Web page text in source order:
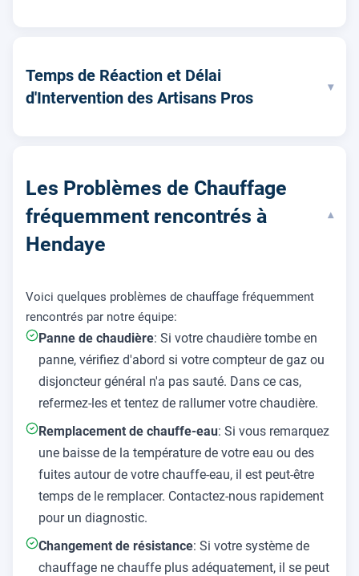
Temps de Réaction et Délai
d'Intervention des Artisans Pros
▾
Les Problèmes de Chauffage
fréquemment rencontrés à
Hendaye
▾
Voici quelques problèmes de chauffage fréquemment
rencontrés par notre équipe:
Panne de chaudière: Si votre chaudière tombe en
panne, vérifiez d'abord si votre compteur de gaz ou
disjoncteur général n'a pas sauté. Dans ce cas,
refermez-les et tentez de rallumer votre chaudière.
Remplacement de chauffe-eau: Si vous remarquez
une baisse de la température de votre eau ou des
fuites autour de votre chauffe-eau, il est peut-être
temps de le remplacer. Contactez-nous rapidement
pour un diagnostic.
Changement de résistance: Si votre système de
chauffage ne chauffe plus adéquatement, il se peut